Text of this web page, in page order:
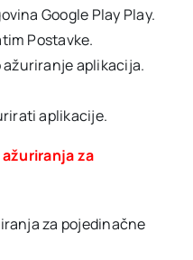
Google Play Play.
Postavke.
aplikacija.
aplikacije.
za
za pojedinačne